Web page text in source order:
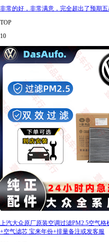
非常的好，非常满意，完全超出了预期
TOP
10
上汽大众原厂原装空调过滤PM2.5空气
+空气滤芯 宝来年份+排量备注或发客服